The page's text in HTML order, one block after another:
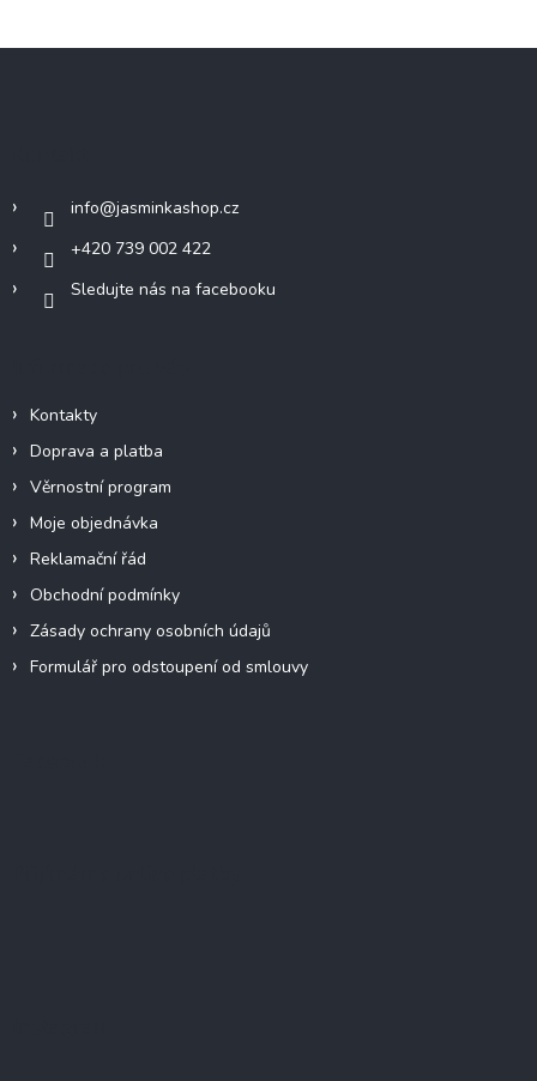
info@jasminkashop.cz
+420 739 002 422
Sledujte nás na facebooku
Kontakty
Doprava a platba
Věrnostní program
Moje objednávka
Reklamační řád
Obchodní podmínky
Zásady ochrany osobních údajů
Formulář pro odstoupení od smlouvy